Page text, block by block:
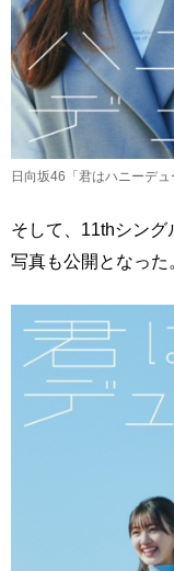
日向坂46「君はハニーデ
そして、11thシング
写真も公開となった